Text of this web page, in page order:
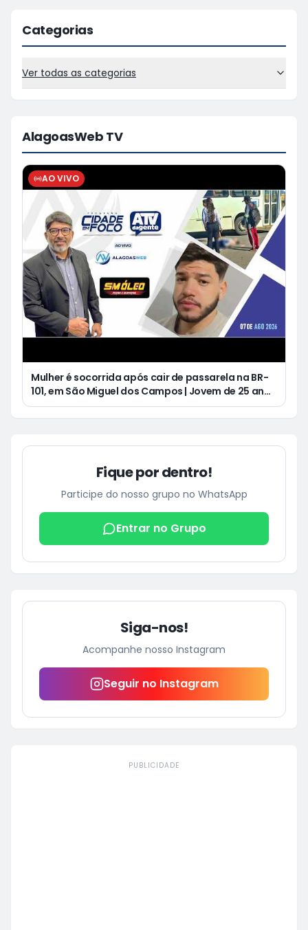
Categorias
Ver todas as categorias
AlagoasWeb TV
AO VIVO
Mulher é socorrida após cair de passarela na BR-
101, em São Miguel dos Campos | Jovem de 25 anos
morre após acidente de moto no Distrito
Fique por dentro!
Participe do nosso grupo no WhatsApp
Entrar no Grupo
Siga-nos!
Acompanhe nosso Instagram
Seguir no Instagram
PUBLICIDADE